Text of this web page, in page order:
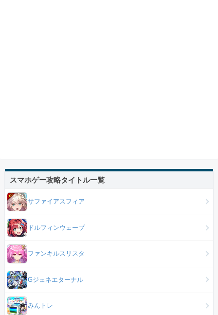
スマホゲー攻略タイトル一覧
サファイアスフィア
ドルフィンウェーブ
ファンキルスリスタ
Gジェネエターナル
みんトレ